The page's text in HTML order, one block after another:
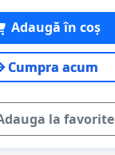
Adaugă în coș
Cumpra acum
la favorite